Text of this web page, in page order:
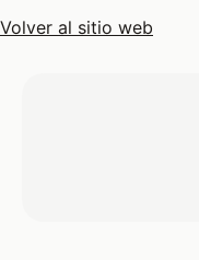
Volver al sitio web